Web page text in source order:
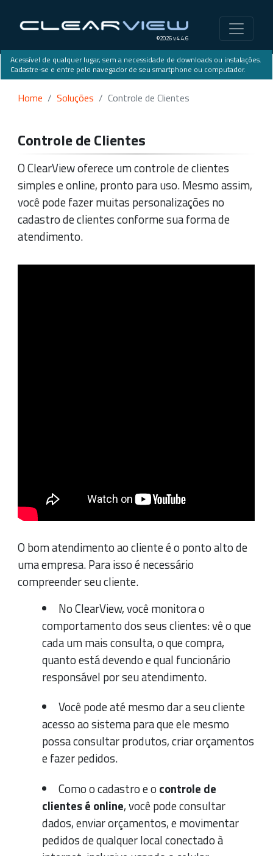
©2026 v.4.4.6
Acessível de qualquer lugar, sem a necessidade de downloads ou instalações.
Cadastre-se e entre pelo navegador de seu smartphone ou computador.
Home Soluções Controle de Clientes
Controle de Clientes
O ClearView oferece um controle de clientes
simples e online, pronto para uso. Mesmo assim,
você pode fazer muitas personalizações no
cadastro de clientes conforme sua forma de
atendimento.
O bom atendimento ao cliente é o ponto alto de
uma empresa. Para isso é necessário
compreender seu cliente.
No ClearView, você monitora o
comportamento dos seus clientes: vê o que
cada um mais consulta, o que compra,
quanto está devendo e qual funcionário
responsável por seu atendimento.
Você pode até mesmo dar a seu cliente
acesso ao sistema para que ele mesmo
possa consultar produtos, criar orçamentos
e fazer pedidos.
Como o cadastro e o controle de
clientes é online, você pode consultar
dados, enviar orçamentos, e movimentar
pedidos de qualquer local conectado à